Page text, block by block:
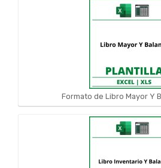
Formato de Libro Mayor Y